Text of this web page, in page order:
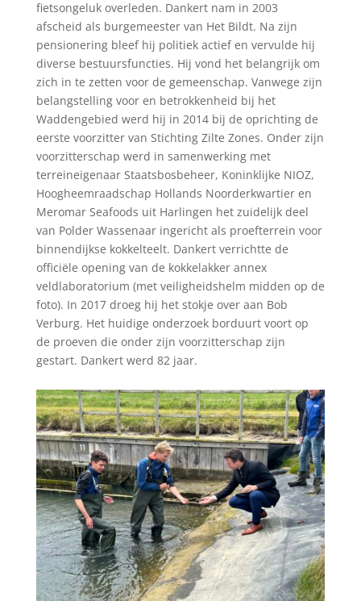
fietsongeluk overleden. Dankert nam in 2003
afscheid als burgemeester van Het Bildt. Na zijn
pensionering bleef hij politiek actief en vervulde hij
diverse bestuursfuncties. Hij vond het belangrijk om
zich in te zetten voor de gemeenschap. Vanwege zijn
belangstelling voor en betrokkenheid bij het
Waddengebied werd hij in 2014 bij de oprichting de
eerste voorzitter van Stichting Zilte Zones. Onder zijn
voorzitterschap werd in samenwerking met
terreineigenaar Staatsbosbeheer, Koninklijke NIOZ,
Hoogheemraadschap Hollands Noorderkwartier en
Meromar Seafoods uit Harlingen het zuidelijk deel
van Polder Wassenaar ingericht als proefterrein voor
binnendijkse kokkelteelt. Dankert verrichtte de
officiële opening van de kokkelakker annex
veldlaboratorium (met veiligheidshelm midden op de
foto). In 2017 droeg hij het stokje over aan Bob
Verburg. Het huidige onderzoek borduurt voort op
de proeven die onder zijn voorzitterschap zijn
gestart. Dankert werd 82 jaar.